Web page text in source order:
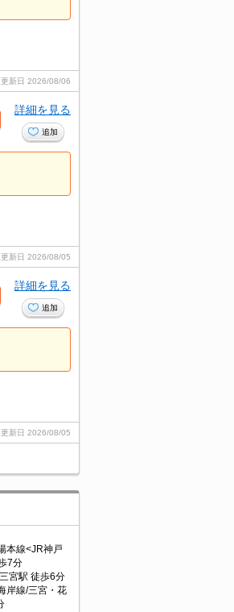
新日 2026/08/06
詳細を見る
追加
新日 2026/08/05
詳細を見る
追加
新日 2026/08/05
本線<JR神戸
7分
宮駅 徒歩6分
岸線/三宮・花